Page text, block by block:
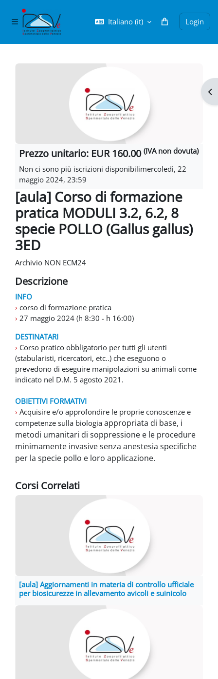
Pannello laterale Italiano ‎(it)‎ Login
Prezzo unitario: EUR 160.00 (IVA non dovuta)
Non ci sono più iscrizioni disponibilimercoledì, 22
maggio 2024, 23:59
[aula] Corso di formazione
pratica MODULI 3.2, 6.2, 8
specie POLLO (Gallus gallus)
3ED
Archivio NON ECM24
Descrizione
INFO
› corso di formazione pratica
› 27 maggio 2024 (h 8:30 - h 16:00)
DESTINATARI
› Corso pratico obbligatorio per tutti gli utenti
(stabularisti, ricercatori, etc..) che eseguono o
prevedono di eseguire manipolazioni su animali come
indicato nel D.M. 5 agosto 2021.
OBIETTIVI FORMATIVI
› Acquisire e/o approfondire le proprie conoscenze e
competenze sulla biologia appropriata di base, i
metodi umanitari di soppressione e le procedure
minimamente invasive senza anestesia specifiche
per la specie pollo e loro applicazione.
Corsi Correlati
[aula] Aggiornamenti in materia di controllo ufficiale
per biosicurezze in allevamento avicoli e suinicolo